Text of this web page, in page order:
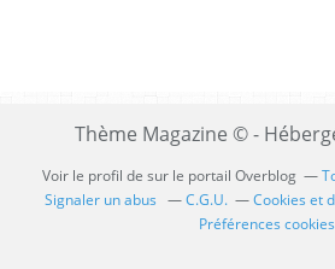
Thème Magazine © -
Voir le profil de sur le portail Overblog
Signaler un abus
C.G.U.
Cookies et
Préférences cookies